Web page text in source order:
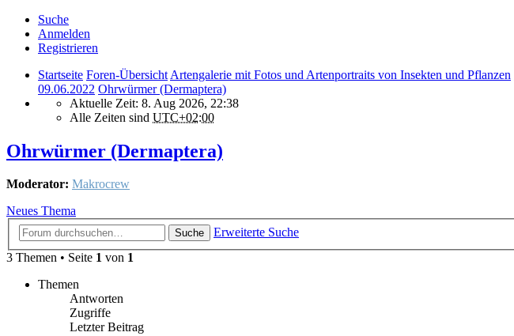
Suche
Anmelden
Registrieren
Startseite Foren-Übersicht Artengalerie mit Fotos und Artenportraits von Insekten und Pflanzen
09.06.2022 Ohrwürmer (Dermaptera)
Aktuelle Zeit: 8. Aug 2026, 22:38
Alle Zeiten sind UTC+02:00
Ohrwürmer (Dermaptera)
Moderator: Makrocrew
Neues Thema
Suche
Erweiterte Suche
3 Themen • Seite 1 von 1
Themen
Antworten
Zugriffe
Letzter Beitrag